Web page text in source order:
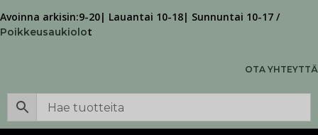
Avoinna arkisin:9-20| Lauantai 10-18| Sunnuntai 10-17 /
Poikkeusaukiolot
OTA YHTEYTTÄ